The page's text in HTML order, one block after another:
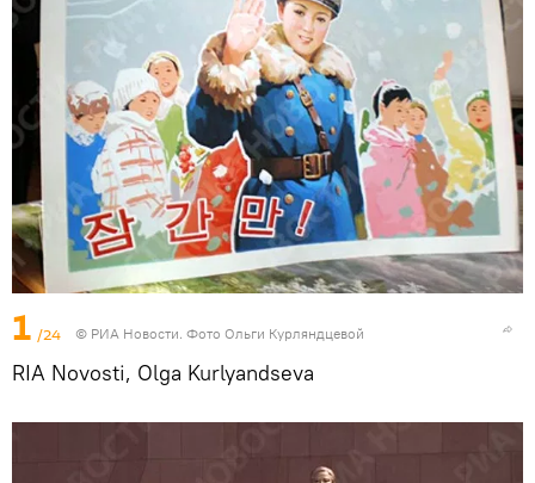
1 /24 © РИА Новости. Фото Ольги Курляндцевой
RIA Novosti, Olga Kurlyandseva